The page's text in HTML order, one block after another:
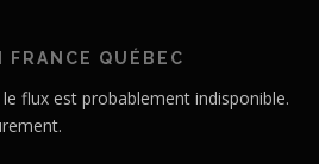
FRANCE QUÉBEC
flux est probablement indisponible.